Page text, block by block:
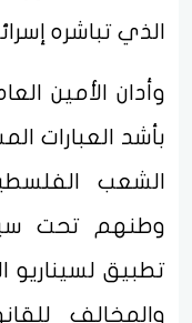
الذي تباشره
وأدان الأمين
بأشد العبارات
الشعب
وطنهم تحت
تطبيق لسيناريو
والمخالف